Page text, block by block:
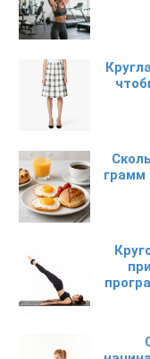
грамм